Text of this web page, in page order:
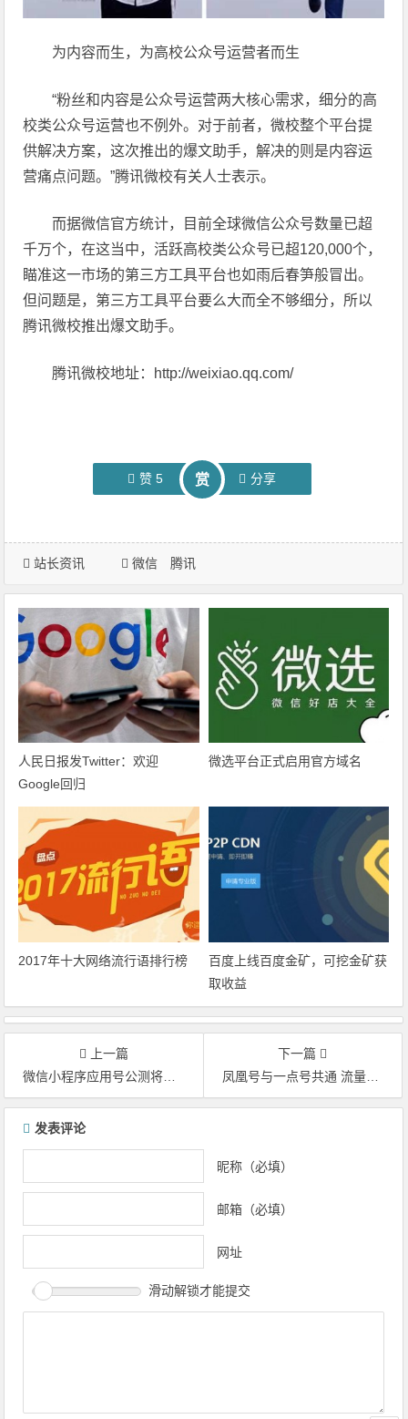
为内容而生，为高校公众号运营者而生
“粉丝和内容是公众号运营两大核心需求，细分的高
校类公众号运营也不例外。对于前者，微校整个平台提
供解决方案，这次推出的爆文助手，解决的则是内容运
营痛点问题。”腾讯微校有关人士表示。
而据微信官方统计，目前全球微信公众号数量已超
千万个，在这当中，活跃高校类公众号已超120,000个，
瞄准这一市场的第三方工具平台也如雨后春笋般冒出。
但问题是，第三方工具平台要么大而全不够细分，所以
腾讯微校推出爆文助手。
腾讯微校地址：http://weixiao.qq.com/
赞5 赏 分享
站长资讯 微信 腾讯
人民日报发Twitter：欢迎
Google回归
微选平台正式启用官方域名
2017年十大网络流行语排行榜
百度上线百度金矿，可挖金矿获
取收益
上一篇
微信小程序应用号公测将引爆.cx域名抢注潮
下一篇
凤凰号与一点号共通 流量最大自媒体平台诞生
文章导航
发表评论
昵称（必填）
邮箱（必填）
网址
滑动解锁才能提交